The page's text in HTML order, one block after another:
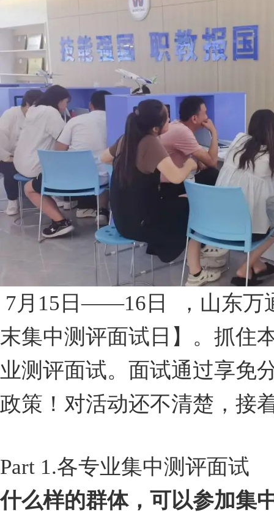
7月15日——16日 ， 山东万
末集中测评面试日】。 抓住
业测评面试。 面试通过享免
政策！ 对活动还不清楚，接
Part 1.各专业集中测评面试
什么样的群体，可以参加集